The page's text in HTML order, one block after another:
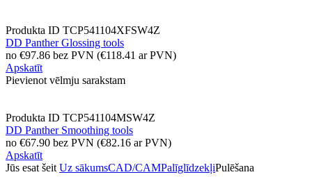
Produkta ID TCP541104XFSW4Z
DD Panther Glossing tools
no €97.86 bez PVN (€118.41 ar PVN)
Apskatīt
Pievienot vēlmju sarakstam
Produkta ID TCP541104MSW4Z
DD Panther Smoothing tools
no €67.90 bez PVN (€82.16 ar PVN)
Apskatīt
Jūs esat šeit Uz sākumsCAD/CAMPalīglīdzekļiPulēšana